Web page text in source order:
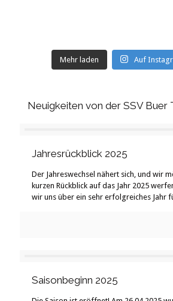
Mehr laden Auf
Neuigkeiten von der SSV Buer
Jahresrückblick 2025
Der Jahreswechsel nähert sich, und wir
kurzen Rückblick auf das Jahr 2025
wir uns über ein sehr erfolgreiches Jahr
Saisonbeginn 2025